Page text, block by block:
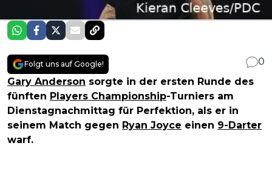
Folgt uns auf Google!
0
Gary Anderson sorgte in der ersten Runde des
fünften Players Championship-Turniers am
Dienstagnachmittag für Perfektion, als er in
seinem Match gegen Ryan Joyce einen 9-Darter
warf.